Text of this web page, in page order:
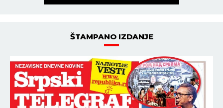
ŠTAMPANO IZDANJE